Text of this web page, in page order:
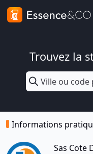
Trouvez la
Informations
Sas Cote